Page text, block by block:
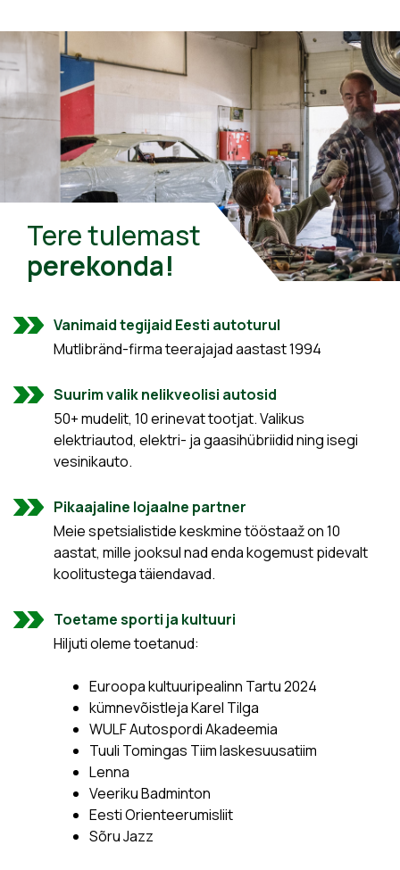
Tere tulemast
perekonda!
Vanimaid tegijaid Eesti autoturul
Mutlibränd-firma teerajajad aastast 1994
Suurim valik nelikveolisi autosid
50+ mudelit, 10 erinevat tootjat. Valikus
elektriautod, elektri- ja gaasihübriidid ning isegi
vesinikauto.
Pikaajaline lojaalne partner
Meie spetsialistide keskmine tööstaaž on 10
aastat, mille jooksul nad enda kogemust pidevalt
koolitustega täiendavad.
Toetame sporti ja kultuuri
Hiljuti oleme toetanud:
Euroopa kultuuripealinn Tartu 2024
kümnevõistleja Karel Tilga
WULF Autospordi Akadeemia
Tuuli Tomingas Tiim laskesuusatiim
Lenna
Veeriku Badminton
Eesti Orienteerumisliit
Sõru Jazz